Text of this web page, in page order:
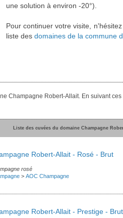
une solution à environ -20°).
Pour continuer votre visite,
liste des domaines de la commune
Champagne Robert-Allait. En suivant
Liste des cuvées du domaine Champagne
Robert-Allait - Rosé - Brut
rosé
> AOC Champagne
Robert-Allait - Prestige - Brut